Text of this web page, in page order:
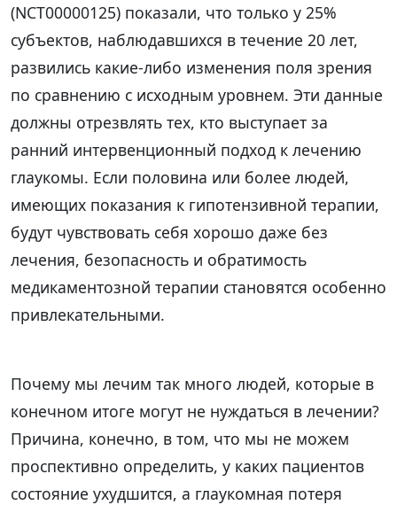
(NCT00000125) показали, что только у 25%
субъектов, наблюдавшихся в течение 20 лет,
развились какие-либо изменения поля зрения
по сравнению с исходным уровнем. Эти данные
должны отрезвлять тех, кто выступает за
ранний интервенционный подход к лечению
глаукомы. Если половина или более людей,
имеющих показания к гипотензивной терапии,
будут чувствовать себя хорошо даже без
лечения, безопасность и обратимость
медикаментозной терапии становятся особенно
привлекательными.
Почему мы лечим так много людей, которые в
конечном итоге могут не нуждаться в лечении?
Причина, конечно, в том, что мы не можем
проспективно определить, у каких пациентов
состояние ухудшится, а глаукомная потеря